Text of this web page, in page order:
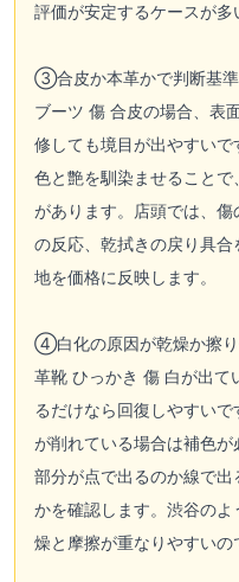
評価が安定するケースが多
③合皮か本革かで判断基準
ブーツ 傷 合皮の場合、表
修しても境目が出やすい
色と艶を馴染ませること
があります。店頭では、
の反応、乾拭きの戻り具
地を価格に反映します。
④白化の原因が乾燥か擦り
革靴 ひっかき 傷 白が出て
るだけなら回復しやすい
が削れている場合は補色
部分が点で出るのか線で
かを確認します。渋谷の
燥と摩擦が重なりやすいの